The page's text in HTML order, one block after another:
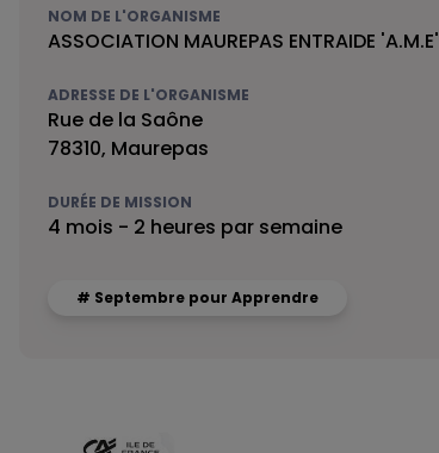
NOM DE L'ORGANISME
ASSOCIATION MAUREPAS ENTRAIDE 'A.M.E'
ADRESSE DE L'ORGANISME
Rue de la Saône
78310, Maurepas
DURÉE DE MISSION
4 mois - 2 heures par semaine
# Septembre pour Apprendre